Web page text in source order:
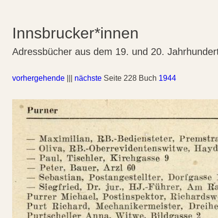
Innsbrucker*innen
Adressbücher aus dem 19. und 20.
vorhergehende nächste Seite 228 Buch 1944